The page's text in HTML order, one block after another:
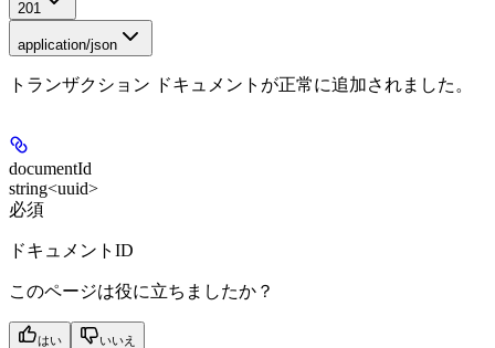
201
application/json
トランザクション ドキュメントが正常に追加されました。
documentId
string<uuid>
必須
ドキュメントID
このページは役に立ちましたか？
はい いいえ